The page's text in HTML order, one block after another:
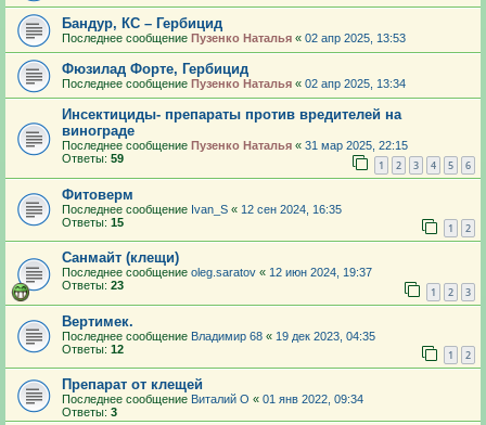
Бандур, КС – Гербицид
Последнее сообщение Пузенко Наталья « 02 апр 2025, 13:53
Фюзилад Форте, Гербицид
Последнее сообщение Пузенко Наталья « 02 апр 2025, 13:34
Инсектициды- препараты против вредителей на
винограде
Последнее сообщение Пузенко Наталья « 31 мар 2025, 22:15
Ответы: 59 1 2 3 4 5 6
Фитоверм
Последнее сообщение Ivan_S « 12 сен 2024, 16:35
Ответы: 15 1 2
Санмайт (клещи)
Последнее сообщение oleg.saratov « 12 июн 2024, 19:37
Ответы: 23 1 2 3
Вертимек.
Последнее сообщение Владимир 68 « 19 дек 2023, 04:35
Ответы: 12 1 2
Препарат от клещей
Последнее сообщение Виталий О « 01 янв 2022, 09:34
Ответы: 3